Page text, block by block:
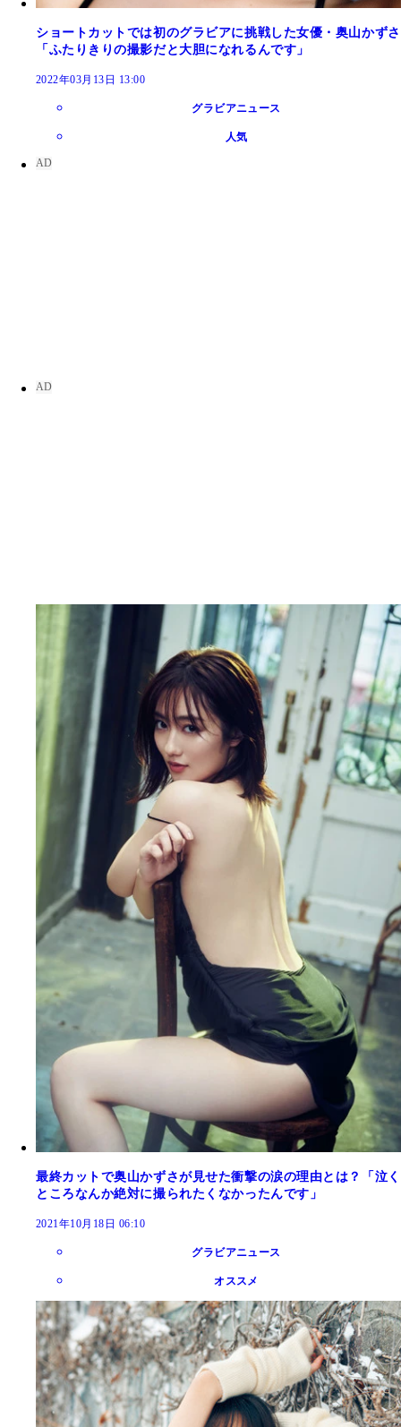
ショートカットでは初のグラビアに挑戦した女優・奥山かずさ
「ふたりきりの撮影だと大胆になれるんです」
2022年03月13日 13:00
グラビアニュース
人気
最終カットで奥山かずさが見せた衝撃の涙の理由とは？「泣く
ところなんか絶対に撮られたくなかったんです」
2021年10月18日 06:10
グラビアニュース
オススメ